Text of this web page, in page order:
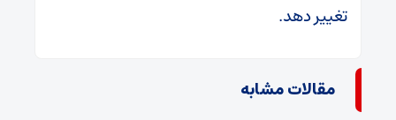
تغییر دهد.
مقالات مشابه